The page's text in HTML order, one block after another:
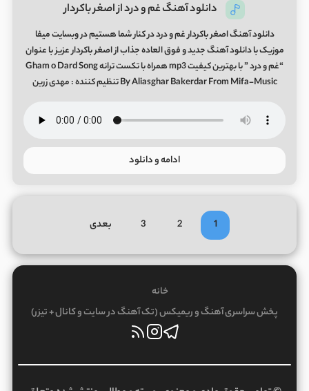
دانلود آهنگ غم و درد از اصغر باکردار
دانلود آهنگ اصغر باکردار غم و درد در کنار شما هستیم در وبسایت میفا
موزیک با دانلود آهنگ جدید و فوق العاده جذاب از اصغر باکردار عزیز با عنوان
“غم و درد ” با بهترین کیفیت mp3 همراه با تکست ترانه Gham o Dard Song
By Aliasghar Bakerdar From Mifa-Music تنظیم کننده : مهدی زرین
ادامه و دانلود
1
2
3 بعدی
خانه
پخش سراسری آهنگ و ریمیکس (تک آهنگ در سایت و کانال + تیزر)